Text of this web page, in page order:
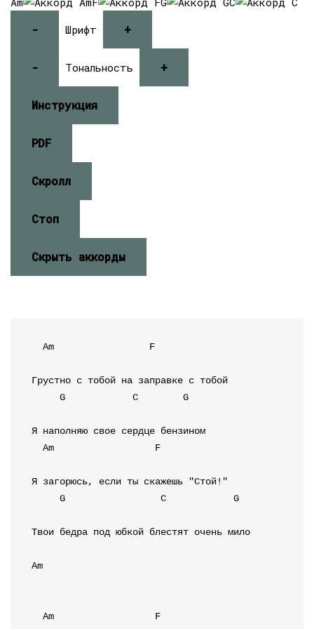
- Шрифт +
- Тональность +
Инструкция
PDF
Скролл
Стоп
Скрыть аккорды
Am F
G
C G
Am
F
G
C G
Твои бедра под юбкой блестят очень мило
Am
Am F